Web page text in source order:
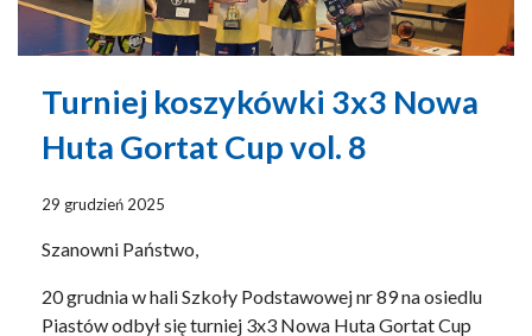
Turniej koszykówki 3x3 Nowa
Huta Gortat Cup vol. 8
29 grudzień 2025
Szanowni Państwo,
20 grudnia w hali Szkoły Podstawowej nr 89 na osiedlu
Piastów odbył się turniej 3x3 Nowa Huta Gortat Cup